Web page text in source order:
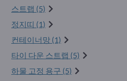
스트랩 (5)
정지띠 (1)
컨테이너망 (1)
타이 다운 스트랩 (5)
하물 고정 용구 (5)